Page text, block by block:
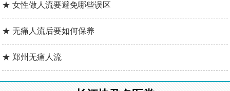
★ 女性做人流要避免哪些误区
★ 无痛人流后要如何保养
★ 郑州无痛人流